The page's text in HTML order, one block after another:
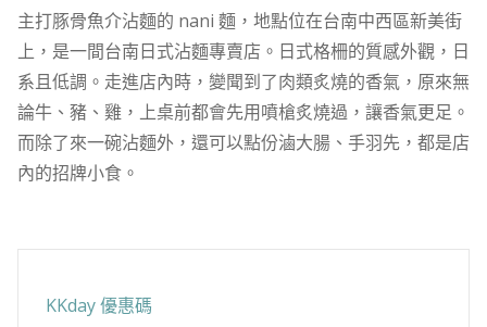
主打豚骨魚介沾麵的 nani 麵，地點位在台南中西區新美街
上，是一間台南日式沾麵專賣店。日式格柵的質感外觀，日
系且低調。走進店內時，變聞到了肉類炙燒的香氣，原來無
論牛、豬、雞，上桌前都會先用噴槍炙燒過，讓香氣更足。
而除了來一碗沾麵外，還可以點份滷大腸、手羽先，都是店
內的招牌小食。
KKday 優惠碼